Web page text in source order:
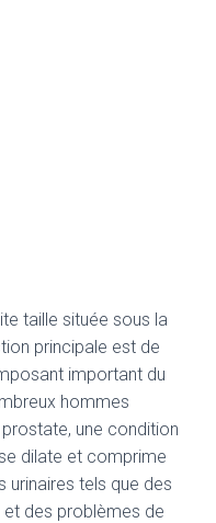
taille située sous la
principale est de
important du
hommes
une condition
dilate et comprime
urinaires tels que des
des problèmes de